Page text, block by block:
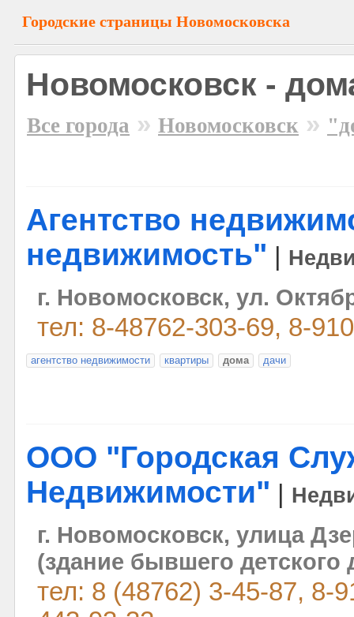
Городские страницы Новомосковска
Новомосковск -
Все города » Новомосковск »
Агентство
недвижимость"
г. Новомосковск, ул.
тел: 8-48762-303-69, 8-
агентство недвижимости квартиры дома дачи
ООО "Городская
Недвижимости"
г. Новомосковск, улица
(здание бывшего детского
тел: 8 (48762) 3-45-87, 8-